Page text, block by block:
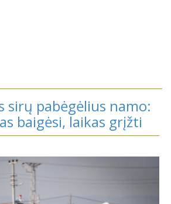
sirų pabėgėlius namo:
baigėsi, laikas grįžti